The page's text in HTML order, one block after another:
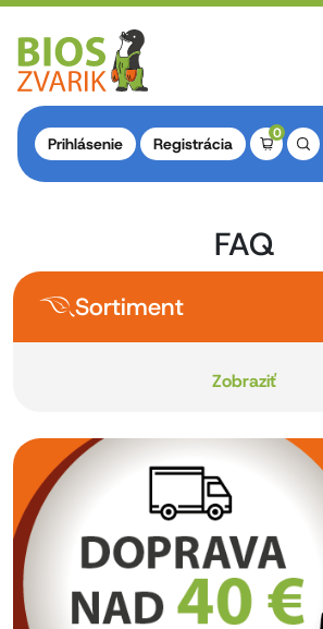
Prihlásenie Registrácia
0
FAQ
Sortiment
Zobraziť